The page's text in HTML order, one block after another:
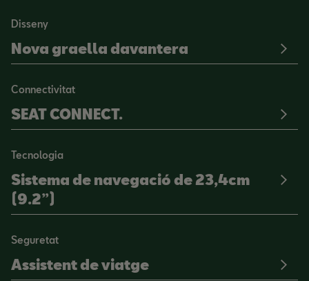
Disseny
Nova graella davantera
Connectivitat
SEAT CONNECT.
Tecnologia
Sistema de navegació de 23,4cm
(9.2”)
Seguretat
Assistent de viatge